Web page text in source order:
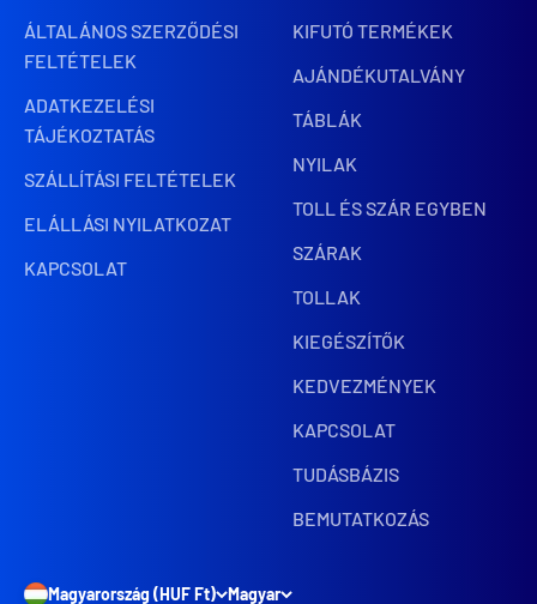
ÁLTALÁNOS SZERZŐDÉSI
FELTÉTELEK
ADATKEZELÉSI
TÁJÉKOZTATÁS
SZÁLLÍTÁSI FELTÉTELEK
ELÁLLÁSI NYILATKOZAT
KAPCSOLAT
KIFUTÓ TERMÉKEK
AJÁNDÉKUTALVÁNY
TÁBLÁK
NYILAK
TOLL ÉS SZÁR EGYBEN
SZÁRAK
TOLLAK
KIEGÉSZÍTŐK
KEDVEZMÉNYEK
KAPCSOLAT
TUDÁSBÁZIS
BEMUTATKOZÁS
Magyarország (HUF Ft) Magyar